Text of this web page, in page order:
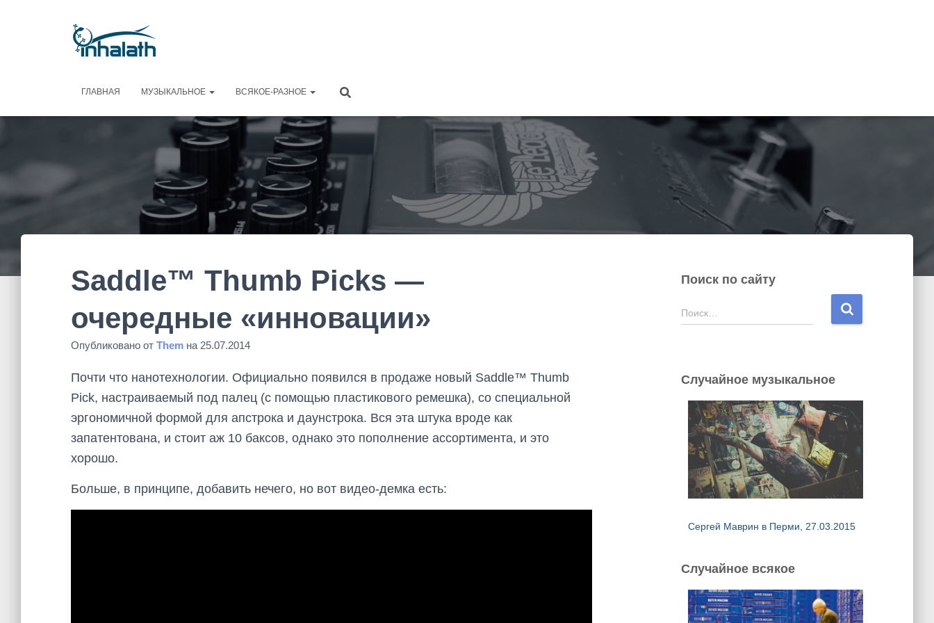
ГЛАВНАЯ МУЗЫКАЛЬНОЕ ВСЯКОЕ-РАЗНОЕ
Saddle™ Thumb Picks —
очередные «инновации»
Опубликовано от Them на 25.07.2014
Почти что нанотехнологии. Официально появился в продаже новый Saddle™ Thumb
Pick, настраиваемый под палец (с помощью пластикового ремешка), со специальной
эргономичной формой для апстрока и даунстрока. Вся эта штука вроде как
запатентована, и стоит аж 10 баксов, однако это пополнение ассортимента, и это
хорошо.
Больше, в принципе, добавить нечего, но вот видео-демка есть:
Поиск по сайту
Н
а
:
Поиск…
Случайное музыкальное
Сергей Маврин в Перми, 27.03.2015
Случайное всякое